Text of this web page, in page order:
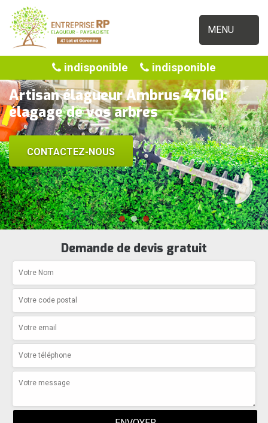
MENU
indisponible indisponible
Artisan élagueur Ambrus 47160:
élagage de vos arbres
CONTACTEZ-NOUS
Demande de devis gratuit